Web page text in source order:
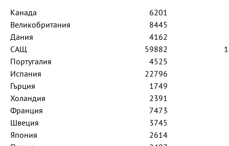
Канада 6201
Великобритания
8445
Дания
4162
САЩ
59882
Португалия
4525
Испания
22796
Гърция
1749
Холандия
2391
Франция
7473
Швеция
3745
Япония
2614